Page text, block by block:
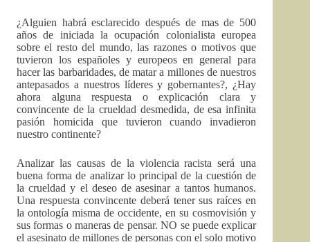
¿Alguien habrá esclarecido después de mas de 500
años de iniciada la ocupación colonialista europea
sobre el resto del mundo, las razones o motivos que
tuvieron los españoles y europeos en general para
hacer las barbaridades, de matar a millones de nuestros
antepasados a nuestros líderes y gobernantes?, ¿Hay
ahora alguna respuesta o explicación clara y
convincente de la crueldad desmedida, de esa infinita
pasión homicida que tuvieron cuando invadieron
nuestro continente?
Analizar las causas de la violencia racista será una
buena forma de analizar lo principal de la cuestión de
la crueldad y el deseo de asesinar a tantos humanos.
Una respuesta convincente deberá tener sus raíces en
la ontología misma de occidente, en su cosmovisión y
sus formas o maneras de pensar. NO se puede explicar
el asesinato de millones de personas con el solo motivo